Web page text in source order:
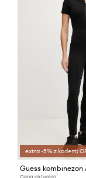
extra -5% z kodem:
Guess kombinezon
Cena aktualna: